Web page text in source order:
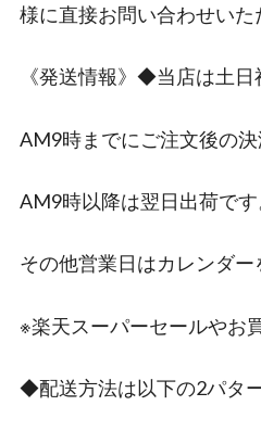
様に直接お問い合わせいた
《発送情報》◆当店は土日
AM9時までにご注文後の
AM9時以降は翌日出荷です
その他営業日はカレンダー
※楽天スーパーセールやお
◆配送方法は以下の2パタ